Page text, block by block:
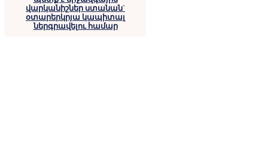
վարկանիշներ ստանան`
օտարերկրյա կապիտալ
ներգրավելու համար